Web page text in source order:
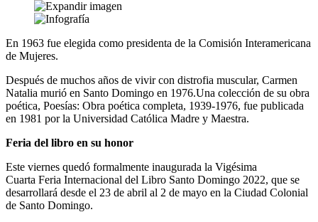
En 1963 fue elegida como presidenta de la Comisión Interamericana
de Mujeres.
Después de muchos años de vivir con distrofia muscular, Carmen
Natalia murió en Santo Domingo en 1976.Una colección de su obra
poética, Poesías: Obra poética completa, 1939-1976, fue publicada
en 1981 por la Universidad Católica Madre y Maestra.
Feria del libro en su honor
Este viernes quedó formalmente inaugurada la Vigésima
Cuarta Feria Internacional del Libro Santo Domingo 2022, que se
desarrollará desde el 23 de abril al 2 de mayo en la Ciudad Colonial
de Santo Domingo.